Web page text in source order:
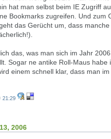
hat man selbst beim IE Zugriff
Bookmarks zugreifen. Und zum
das Gerücht um, dass
das, was man sich im Jahr
Sogar ne antike Roll-Maus habe
einem schnell klar, dass man
21:29
2006